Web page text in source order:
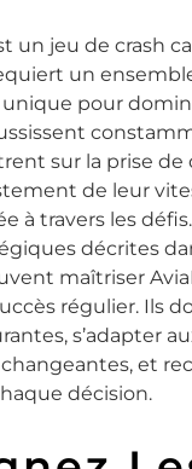
un jeu de crash
un
pour
sur la prise de
de leur
à travers les
décrites
maîtriser
régulier. Ils
s’adapter
et
décision.